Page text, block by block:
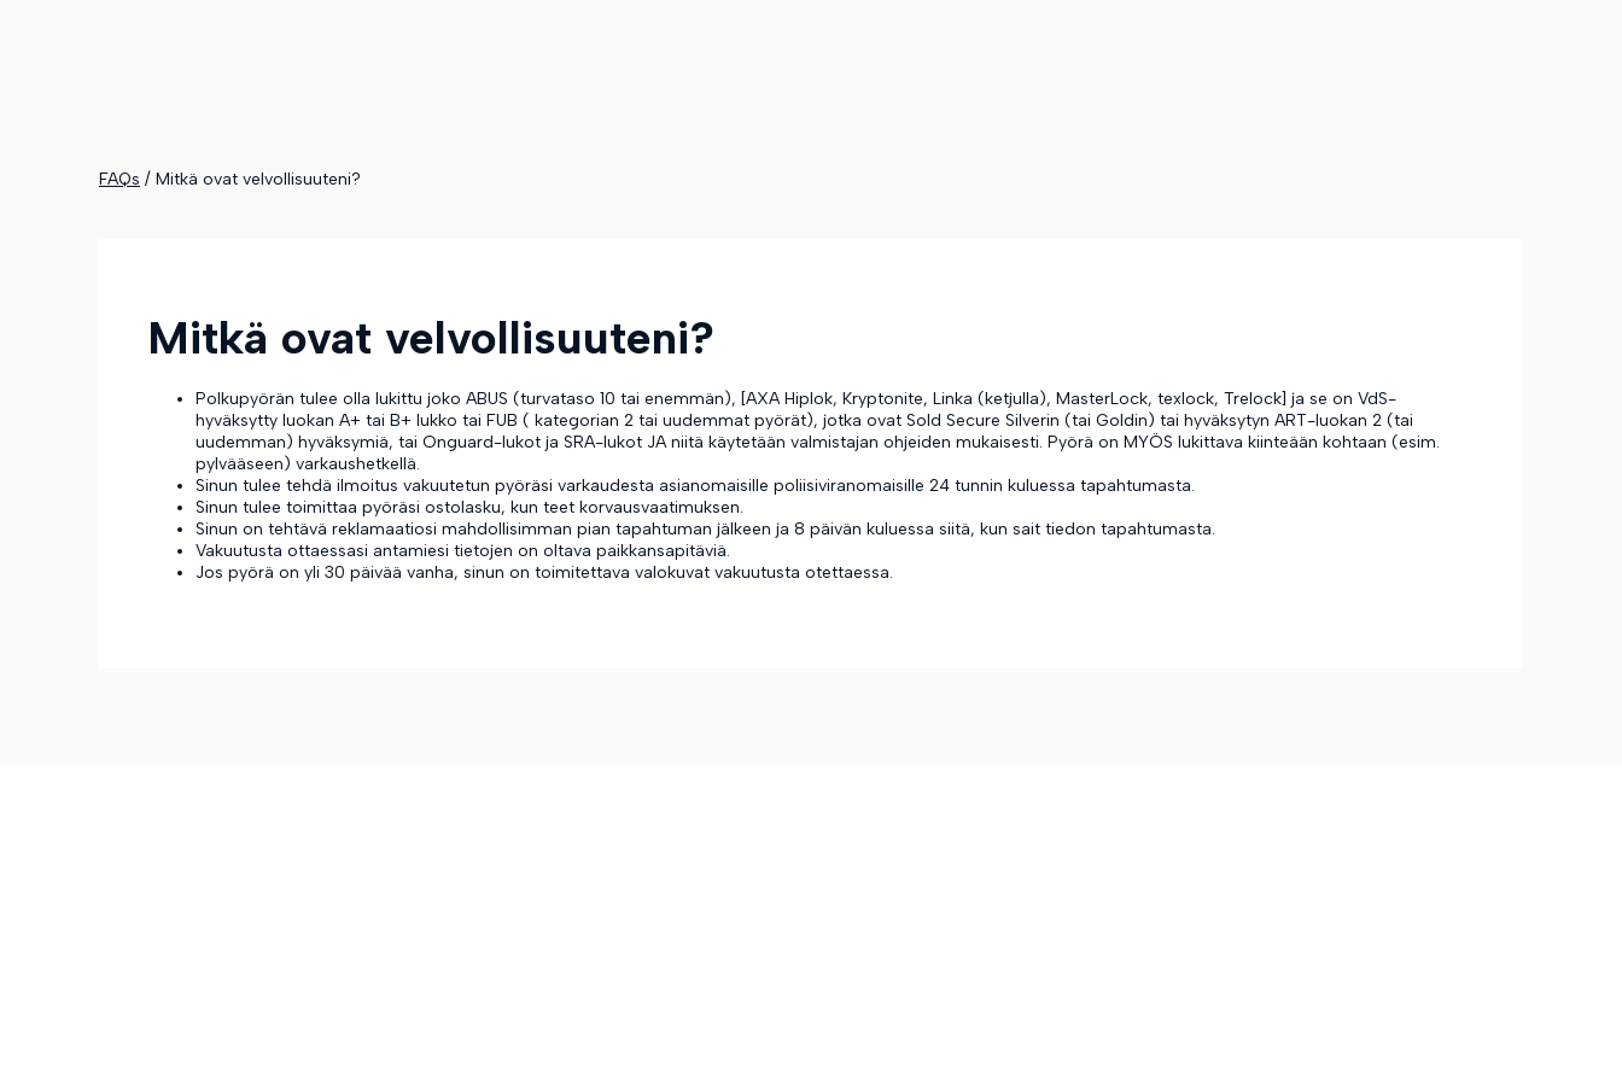
FAQs / Mitkä ovat velvollisuuteni?
Mitkä ovat velvollisuuteni?
Polkupyörän tulee olla lukittu joko ABUS (turvataso 10 tai enemmän), [AXA Hiplok, Kryptonite, Linka (ketjulla), MasterLock, texlock, Trelock] ja se on VdS-
hyväksytty luokan A+ tai B+ lukko tai FUB ( kategorian 2 tai uudemmat pyörät), jotka ovat Sold Secure Silverin (tai Goldin) tai hyväksytyn ART-luokan 2 (tai
uudemman) hyväksymiä, tai Onguard-lukot ja SRA-lukot JA niitä käytetään valmistajan ohjeiden mukaisesti. Pyörä on MYÖS lukittava kiinteään kohtaan (esim.
pylvääseen) varkaushetkellä.
Sinun tulee tehdä ilmoitus vakuutetun pyöräsi varkaudesta asianomaisille poliisiviranomaisille 24 tunnin kuluessa tapahtumasta.
Sinun tulee toimittaa pyöräsi ostolasku, kun teet korvausvaatimuksen.
Sinun on tehtävä reklamaatiosi mahdollisimman pian tapahtuman jälkeen ja 8 päivän kuluessa siitä, kun sait tiedon tapahtumasta.
Vakuutusta ottaessasi antamiesi tietojen on oltava paikkansapitäviä.
Jos pyörä on yli 30 päivää vanha, sinun on toimitettava valokuvat vakuutusta otettaessa.